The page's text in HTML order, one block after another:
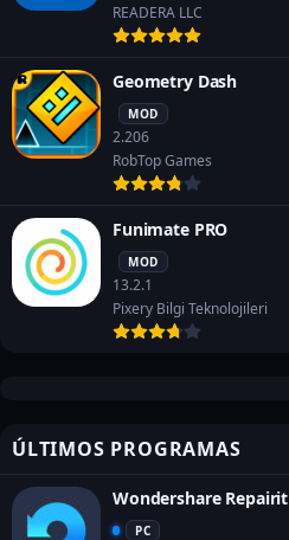
READERA LLC
Geometry Dash
MOD
2.206
RobTop Games
Funimate PRO
MOD
13.2.1
Pixery Bilgi Teknolojileri
ÚLTIMOS PROGRAMAS
Wondershare Repairit
PC